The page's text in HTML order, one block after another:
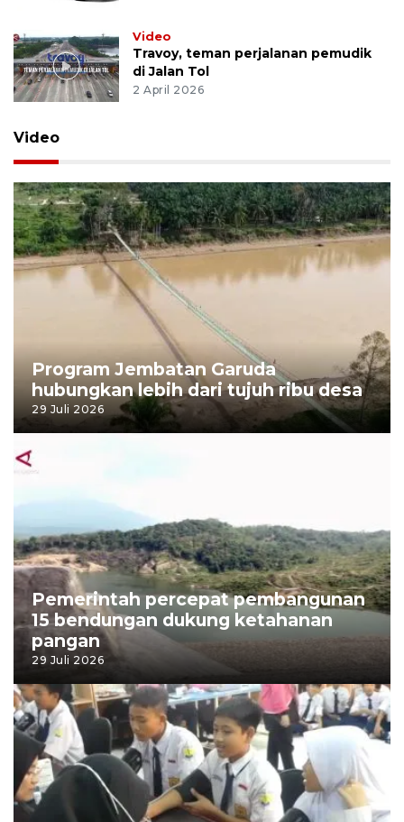
Video
Travoy, teman perjalanan pemudik
di Jalan Tol
2 April 2026
Video
Program Jembatan Garuda
hubungkan lebih dari tujuh ribu desa
29 Juli 2026
Pemerintah percepat pembangunan
15 bendungan dukung ketahanan
pangan
29 Juli 2026